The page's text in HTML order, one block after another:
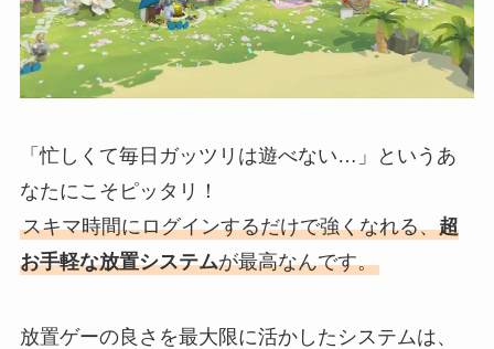
「忙しくて毎日ガッツリは遊べない…」というあ
なたにこそピッタリ！
スキマ時間にログインするだけで強くなれる、超
お手軽な放置システムが最高なんです。
放置ゲーの良さを最大限に活かしたシステムは、